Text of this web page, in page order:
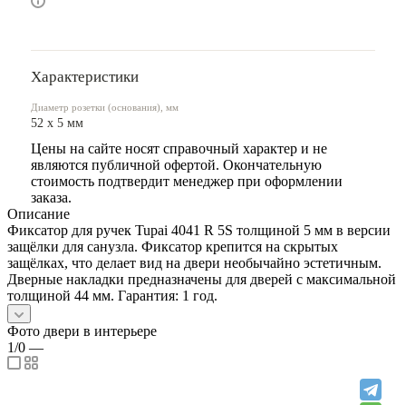
Характеристики
Диаметр розетки (основания), мм
52 x 5 мм
Цены на сайте носят справочный характер и не
являются публичной офертой. Окончательную
стоимость подтвердит менеджер при оформлении
заказа.
Описание
Фиксатор для ручек Tupai 4041 R 5S толщиной 5 мм в версии
защёлки для санузла. Фиксатор крепится на скрытых
защёлках, что делает вид на двери необычайно эстетичным.
Дверные накладки предназначены для дверей с максимальной
толщиной 44 мм. Гарантия: 1 год.
Фото двери в интерьере
1/0 —